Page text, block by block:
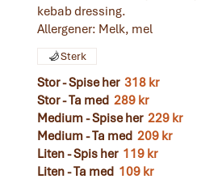
kebab dressing.
Allergener: Melk, mel
Stor - Spise her 318 kr
Stor - Ta med 289 kr
Medium - Spise her 229 kr
Medium - Ta med 209 kr
Liten - Spis her 119 kr
Liten - Ta med 109 kr
Sterk